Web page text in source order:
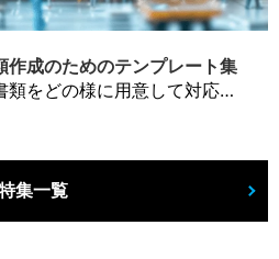
作成のためのテンプレート集
建設工事に関わる安全書類をどの様に用意して対応するか？関連書式テンプレートから書き方の注意点などの役立つコラムをbizoceanがお届けします。
集一覧